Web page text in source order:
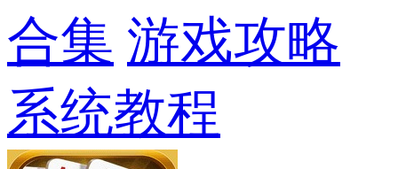
合集 游戏攻略
系统教程